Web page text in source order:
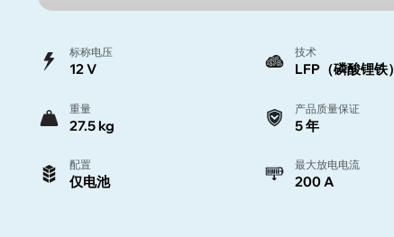
标称电压
12 V
技术
LFP（磷酸锂铁）
重量
27.5 kg
产品质量保证
5 年
配置
仅电池
最大放电电流
200 A